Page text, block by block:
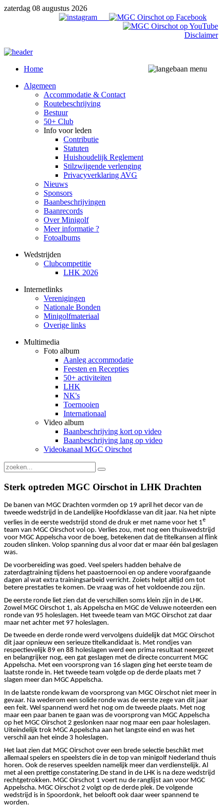
zaterdag 08 augustus 2026
Disclaimer
Home
Algemeen
Accommodatie & Contact
Routebeschrijving
Bestuur
50+ Club
Info voor leden
Contributie
Statuten
Huishoudelijk Reglement
Stilzwijgende verlenging
Privacyverklaring AVG
Nieuws
Sponsors
Baanbeschrijvingen
Baanrecords
Over Minigolf
Meer informatie ?
Fotoalbums
Wedstrijden
Clubcompetitie
LHK 2026
Internetlinks
Verenigingen
Nationale Bonden
Minigolfmateriaal
Overige links
Multimedia
Foto album
Aanleg accommodatie
Feesten en Recepties
50+ activiteiten
LHK
NK's
Toernooien
Internationaal
Video album
Baanbeschrijving kort op video
Baanbeschrijving lang op video
Videokanaal MGC Oirschot
Sterk optreden MGC Oirschot in LHK Drachten
De banen van MGC Drachten vormden op 19 april het decor van de
tweede wedstrijd in de Landelijke Hoofdklasse van dit jaar. Na het nipte
verlies in de eerste wedstrijd stond de druk er met name voor het 1e
team van MGC Oirschot vol op. Verlies zou, met nog een thuiswedstrijd
voor MGC Appelscha voor de boeg, betekenen dat de titelkansen al flink
zouden slinken. Volop spanning dus al voor dat er maar één bal geslagen
was.
De voorbereiding was goed. Veel spelers hadden behalve de
zaterdagtraining tijdens het paastoernooi en op andere voorafgaande
dagen al wat extra trainingsarbeid verricht. Zoiets helpt altijd om tot
betere prestaties te komen. De vraag was of het voldoende zou zijn.
De eerste ronde liet zien dat de verschillen soms klein zijn in de LHK.
Zowel MGC Oirschot 1, als Appelscha en MGC de Veluwe noteerden een
ronde van 95 holeslagen. Het tweede team van MGC Oirschot zat daar
maar net achter met 97 holeslagen.
De tweede en derde ronde werd vervolgens duidelijk dat MGC Oirschot
dit jaar opnieuw een serieuze titelkandidaat is. Met rondjes van
respectievelijk 89 en 88 holeslagen werd een prima resultaat neergezet
en belangrijker nog, een gat geslagen met de directe concurrent MGC
Appelscha. Met een voorsprong van 16 slagen ging het eerste team de
laatste ronde in. Het tweede team volgde op de derde plaats met 7
slagen meer dan MGC Appelscha.
In de laatste ronde kwam de voorsprong van MGC Oirschot niet meer in
gevaar. Na wederom een solide ronde was de eerste zege van dit jaar
een feit. Wel spannend werd het nog om de tweede plaats. Met nog
maar een paar banen te gaan was de voorsprong van MGC Appelscha
op het MGC Oirschot 2 geslonken naar nog maar een paar holeslagen.
Uiteindelijk trok MGC Appelscha aan het langste eind en was het
verschil aan het einde 3 holeslagen.
Het laat zien dat MGC Oirschot over een brede selectie beschikt met
allemaal spelers en speelsters die in de top van minigolf Nederland thuis
horen. Ook de reserves speelden namelijk meer dan verdienstelijk. Al
met al een prettige constatering.De stand in de LHK is na deze wedstrijd
rechtgetrokken. MGC Oirschot 1 voert nu de ranglijst aan voor MGC
Appelscha. MGC Oirschot 2 volgt op de derde plek. De volgende
wedstrijd is in Spoordonk, het belooft ook daar weer spannend te
worden.